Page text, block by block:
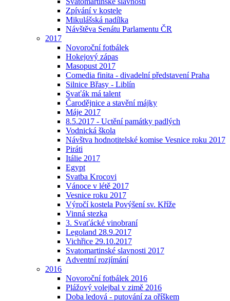
Zpívání v kostele
Mikulášská nadílka
Návštěva Senátu Parlamentu ČR
2017
Novoroční fotbálek
Hokejový zápas
Masopust 2017
Comedia finita - divadelní představení Praha
Silnice Břasy - Liblín
Svaťák má talent
Čarodějnice a stavění májky
Máje 2017
8.5.2017 - Uctění památky padlých
Vodnická škola
Návštva hodnotitelské komise Vesnice roku 2017
Piráti
Itálie 2017
Egypt
Svatba Krocovi
Vánoce v létě 2017
Vesnice roku 2017
Výročí kostela Povýšení sv. Kříže
Vinná stezka
3. Svaťácké vinobraní
Legoland 28.9.2017
Vichřice 29.10.2017
Svatomartinské slavnosti 2017
Adventní rozjímání
2016
Novoroční fotbálek 2016
Plážový volejbal v zimě 2016
Doba ledová - putování za oříškem